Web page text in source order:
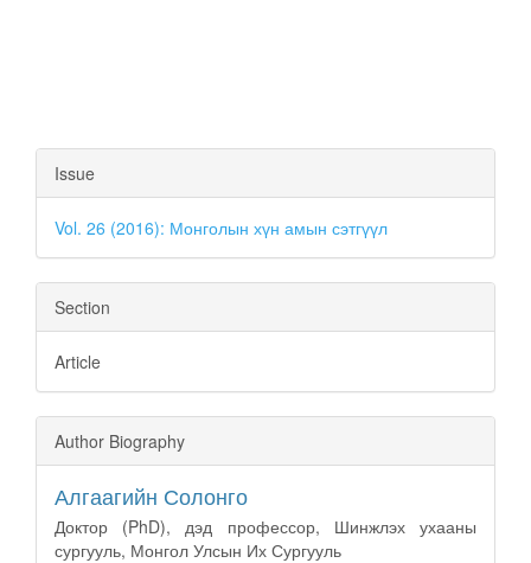
Article
Details
Issue
Vol. 26 (2016): Монголын хүн амын сэтгүүл
Section
Article
Author Biography
Алгаагийн Солонго
Доктор (PhD), дэд профессор, Шинжлэх ухааны
сургууль, Монгол Улсын Их Сургууль